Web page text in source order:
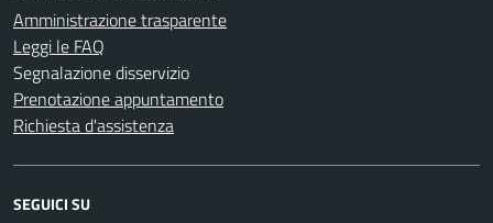
Amministrazione trasparente
Leggi le FAQ
Segnalazione disservizio
Prenotazione appuntamento
Richiesta d'assistenza
SEGUICI SU